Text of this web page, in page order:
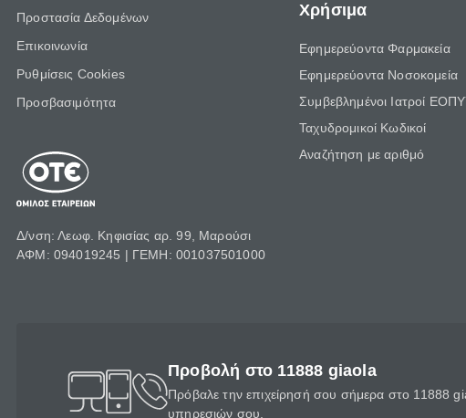
Προστασία Δεδομένων
Επικοινωνία
Ρυθμίσεις Cookies
Προσβασιμότητα
Δ/νση: Λεωφ. Κηφισίας αρ. 99, Μαρούσι
ΑΦΜ: 094019245 | ΓΕΜΗ: 001037501000
Χρήσιμα
Εφημερεύοντα Φαρμακεία
Εφημερεύοντα Νοσοκομεία
Συμβεβλημένοι Ιατροί
Ταχυδρομικοί Κωδικοί
Αναζήτηση με αριθμό
Προβολή στο 11888 giaola
Πρόβαλε την επιχείρησή σου σήμερα στο 11888
υπηρεσιών σου.